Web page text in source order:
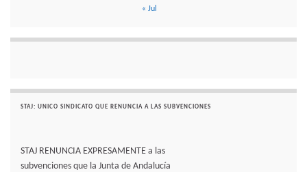
« Jul
STAJ: UNICO SINDICATO QUE RENUNCIA A LAS SUBVENCIONES
STAJ RENUNCIA EXPRESAMENTE a las
subvenciones que la Junta de Andalucía